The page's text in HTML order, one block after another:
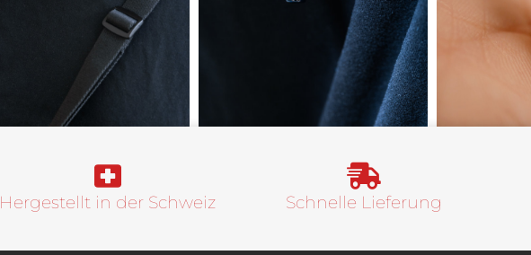
Hergestellt in der Schweiz Schnelle Lieferung